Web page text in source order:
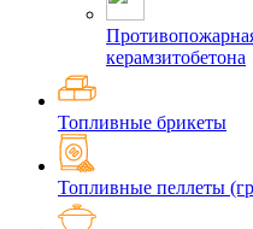
керамзитобетона
Топливные брикеты
Топливные пеллеты